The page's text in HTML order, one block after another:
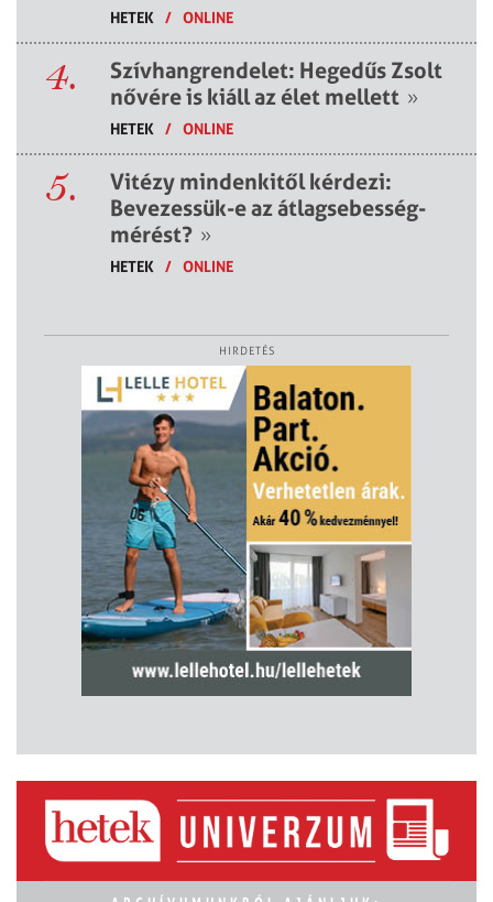
HETEK / ONLINE
4.
Szívhangrendelet: Hegedűs Zsolt
nővére is kiáll az élet mellett »
HETEK / ONLINE
5.
Vitézy mindenkitől kérdezi:
Bevezessük-e az átlagsebesség-
mérést? »
HETEK / ONLINE
HIRDETÉS